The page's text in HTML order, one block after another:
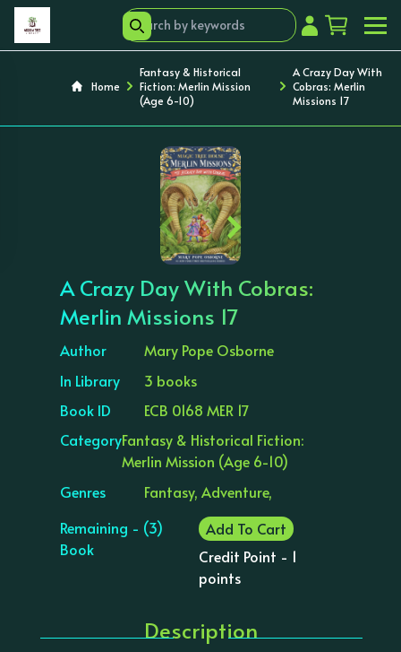
Home
Fantasy & Historical
Fiction: Merlin Mission
(Age 6-10)
A Crazy Day With
Cobras: Merlin
Missions 17
‹ ›
A Crazy Day With Cobras:
Merlin Missions 17
Author
Mary Pope Osborne
In Library
3 books
Book ID
ECB 0168 MER 17
CategoryFantasy & Historical Fiction:
Merlin Mission (Age 6-10)
Genres
Fantasy, Adventure,
Remaining - (3)
Book
Add To Cart
Credit Point - 1
points
Description